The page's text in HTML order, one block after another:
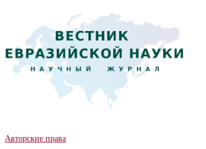
Авторские права